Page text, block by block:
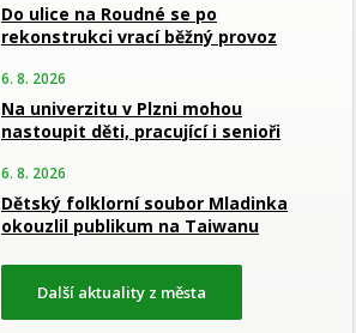
Do ulice na Roudné se po
rekonstrukci vrací běžný provoz
6. 8. 2026
Na univerzitu v Plzni mohou
nastoupit děti, pracující i senioři
6. 8. 2026
Dětský folklorní soubor Mladinka
okouzlil publikum na Taiwanu
Další aktuality z města